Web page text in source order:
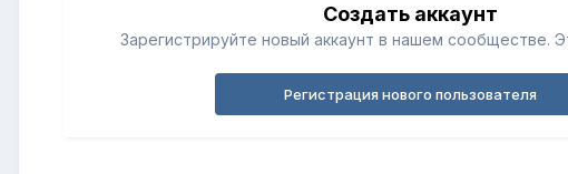
Создать аккаунт
Зарегистрируйте новый аккаунт в нашем сообществе.
Регистрация нового пользователя